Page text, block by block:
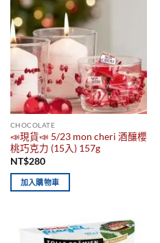
CHOCOLATE
📣現貨📣 5/23 mon cheri 酒釀櫻
桃巧克力 (15入) 157g
NT$280
加入購物車